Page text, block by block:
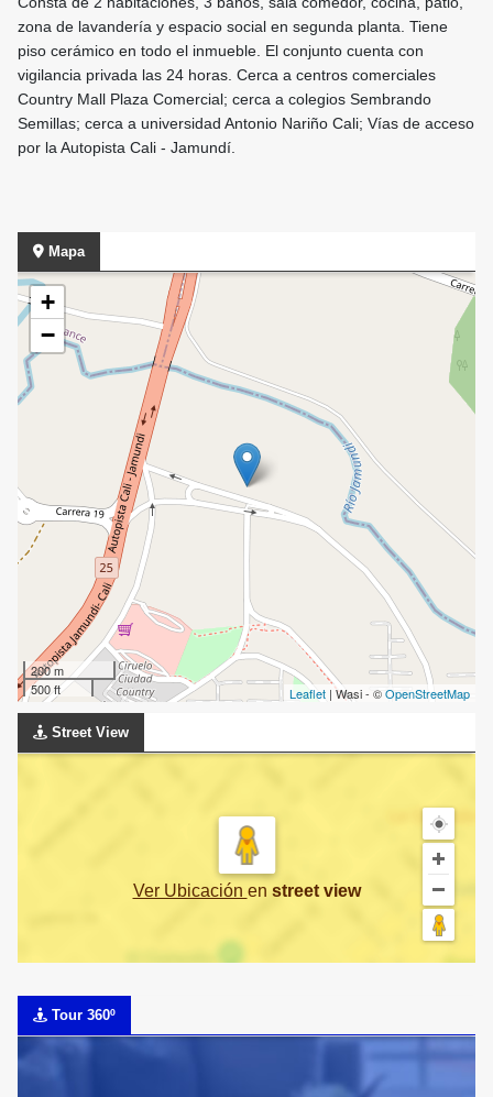
zona de lavandería y espacio social en segunda planta. Tiene
piso cerámico en todo el inmueble. El conjunto cuenta con
vigilancia privada las 24 horas. Cerca a centros comerciales
Country Mall Plaza Comercial; cerca a colegios Sembrando
Semillas; cerca a universidad Antonio Nariño Cali; Vías de acceso
por la Autopista Cali - Jamundí.
Mapa
+
−
200 m
500 ft
Leaflet | Wasi - ©OpenStreetMap
Street View
Ver Ubicación en street view
Tour 360º